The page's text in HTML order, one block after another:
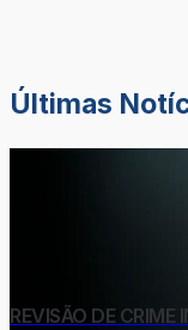
Últimas
REVISÃO DE CRIME